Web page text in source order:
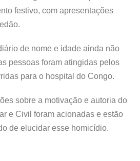
festivo, com apresentações
de nome e idade ainda não
pessoas foram atingidas pelos
para o hospital do Congo.
sobre a motivação e autoria do
e Civil foram acionadas e estão
de elucidar esse homicídio.